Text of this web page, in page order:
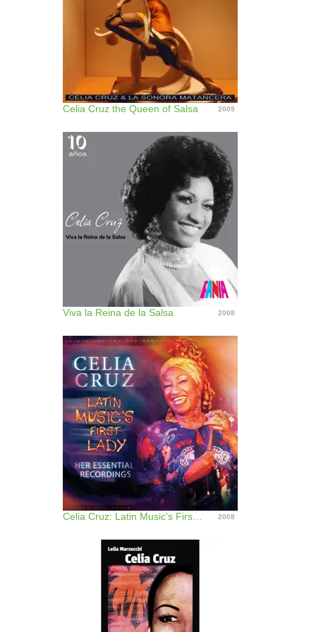
Celia Cruz the Queen of Salsa 2009
Viva la Reina de la Salsa 2008
Celia Cruz: Latin Music's First Lady - Her Essential Recordings 2008